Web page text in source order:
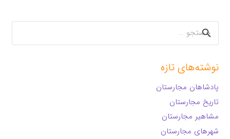
جستجو
برای:
نوشته‌های تازه
پادشاهان مجارستان
تاریخ مجارستان
مشاهیر مجارستان
شهرهای مجارستان